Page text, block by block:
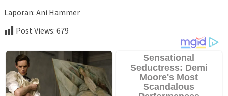
Laporan: Ani Hammer
Post Views: 679